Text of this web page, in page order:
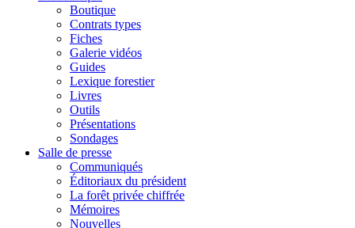
Boutique
Contrats types
Fiches
Galerie vidéos
Guides
Lexique forestier
Livres
Outils
Présentations
Sondages
Salle de presse
Communiqués
Éditoriaux du président
La forêt privée chiffrée
Mémoires
Nouvelles